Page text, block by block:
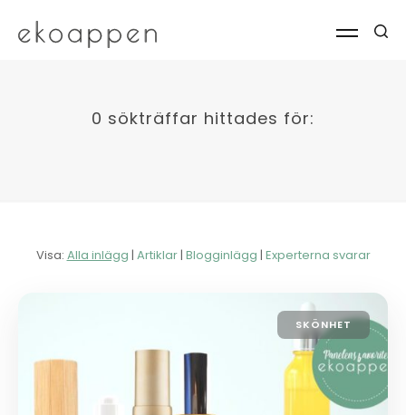
0 sökträffar hittades för:
Visa: Alla inlägg | Artiklar| Blogginlägg | Experterna svarar
SKÖNHET